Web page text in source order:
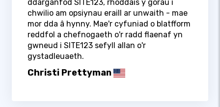
ddarganfod SITE123, rhoddais y gorau i
chwilio am opsiynau eraill ar unwaith - mae
mor dda â hynny. Mae'r cyfuniad o blatfform
reddfol a chefnogaeth o'r radd flaenaf yn
gwneud i SITE123 sefyll allan o'r
gystadleuaeth.
Christi Prettyman